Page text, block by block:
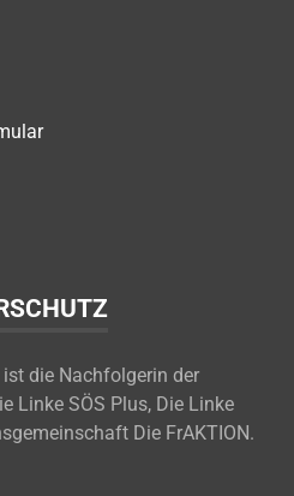
die Nachfolgerin der
Linke SÖS Plus, Die Linke
Die FrAKTION.